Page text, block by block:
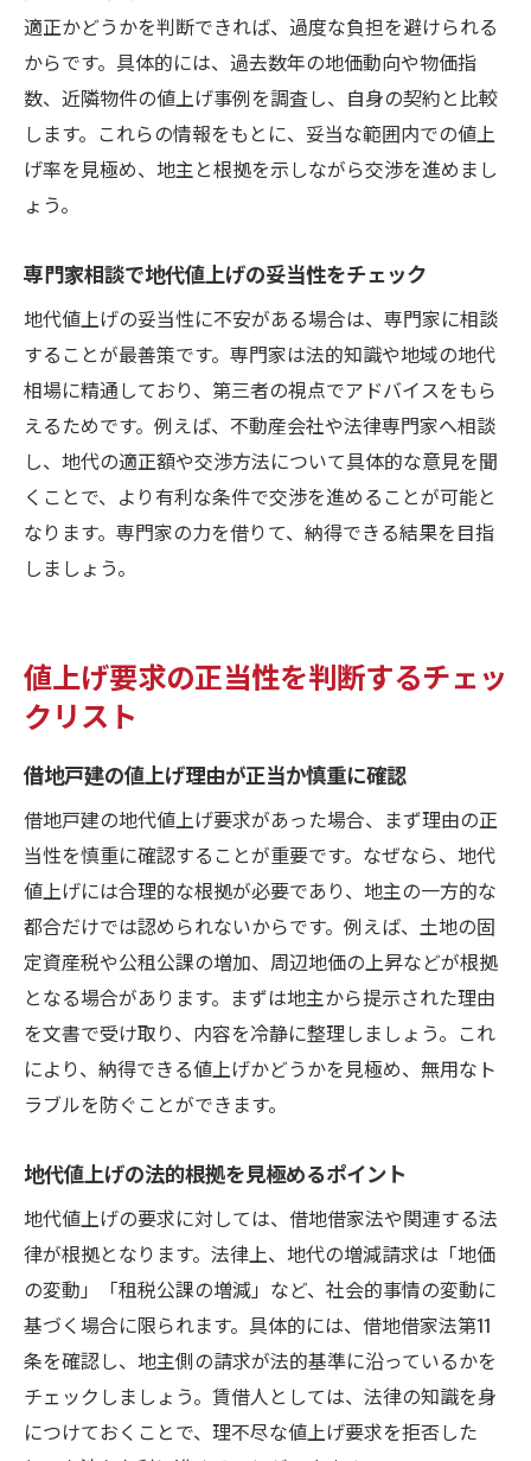
適正かどうかを判断できれば、過度な負担を避けられる
からです。具体的には、過去数年の地価動向や物価指
数、近隣物件の値上げ事例を調査し、自身の契約と比較
します。これらの情報をもとに、妥当な範囲内での値上
げ率を見極め、地主と根拠を示しながら交渉を進めまし
ょう。
専門家相談で地代値上げの妥当性をチェック
地代値上げの妥当性に不安がある場合は、専門家に相談
することが最善策です。専門家は法的知識や地域の地代
相場に精通しており、第三者の視点でアドバイスをもら
えるためです。例えば、不動産会社や法律専門家へ相談
し、地代の適正額や交渉方法について具体的な意見を聞
くことで、より有利な条件で交渉を進めることが可能と
なります。専門家の力を借りて、納得できる結果を目指
しましょう。
値上げ要求の正当性を判断するチェッ
クリスト
借地戸建の値上げ理由が正当か慎重に確認
借地戸建の地代値上げ要求があった場合、まず理由の正
当性を慎重に確認することが重要です。なぜなら、地代
値上げには合理的な根拠が必要であり、地主の一方的な
都合だけでは認められないからです。例えば、土地の固
定資産税や公租公課の増加、周辺地価の上昇などが根拠
となる場合があります。まずは地主から提示された理由
を文書で受け取り、内容を冷静に整理しましょう。これ
により、納得できる値上げかどうかを見極め、無用なト
ラブルを防ぐことができます。
地代値上げの法的根拠を見極めるポイント
地代値上げの要求に対しては、借地借家法や関連する法
律が根拠となります。法律上、地代の増減請求は「地価
の変動」「租税公課の増減」など、社会的事情の変動に
基づく場合に限られます。具体的には、借地借家法第11
条を確認し、地主側の請求が法的基準に沿っているかを
チェックしましょう。賃借人としては、法律の知識を身
につけておくことで、理不尽な値上げ要求を拒否した